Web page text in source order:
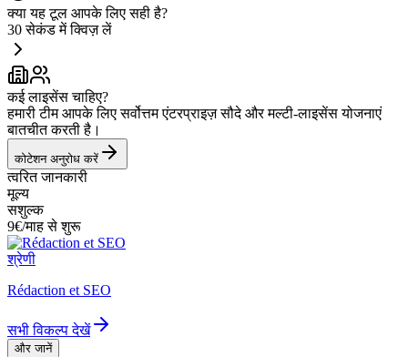
क्या यह टूल आपके लिए सही है?
30 सेकंड में क्विज़ लें
कई लाइसेंस चाहिए?
हमारी टीम आपके लिए सर्वोत्तम एंटरप्राइज़ सौदे और मल्टी-लाइसेंस योजनाएं
बातचीत करती है।
कोटेशन अनुरोध करें
त्वरित जानकारी
मूल्य
सशुल्क
9€/माह से शुरू
श्रेणी
Rédaction et SEO
सभी विकल्प देखें
और जानें